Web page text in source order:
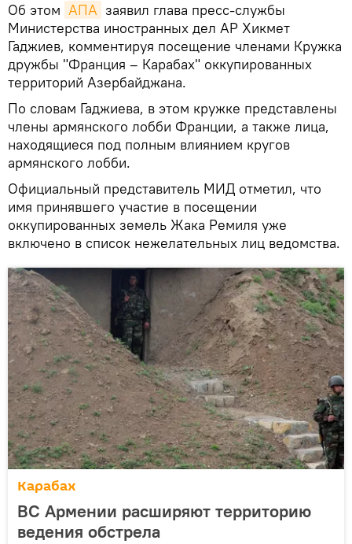
Об этом АПА заявил глава пресс-службы
Министерства иностранных дел АР Хикмет
Гаджиев, комментируя посещение членами Кружка
дружбы "Франция – Карабах" оккупированных
территорий Азербайджана.
По словам Гаджиева, в этом кружке представлены
члены армянского лобби Франции, а также лица,
находящиеся под полным влиянием кругов
армянского лобби.
Официальный представитель МИД отметил, что
имя принявшего участие в посещении
оккупированных земель Жака Ремиля уже
включено в список нежелательных лиц ведомства.
Карабах
ВС Армении расширяют территорию
ведения обстрела